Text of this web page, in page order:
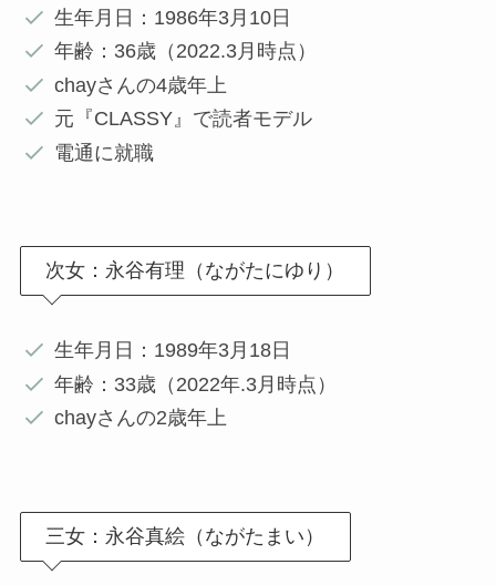
生年月日：1986年3月10日
年齢：36歳（2022.3月時点）
chayさんの4歳年上
元『CLASSY』で読者モデル
電通に就職
次女：永谷有理（ながたにゆり）
生年月日：1989年3月18日
年齢：33歳（2022年.3月時点）
chayさんの2歳年上
三女：永谷真絵（ながたまい）